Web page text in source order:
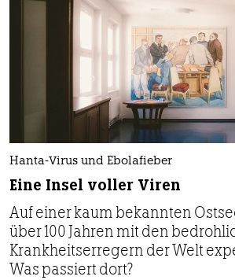
Hanta-Virus und Ebolafieber
Eine Insel voller Viren
Auf einer kaum bekannten
über 100 Jahren mit den
Krankheitserregern der Welt
Was passiert dort?